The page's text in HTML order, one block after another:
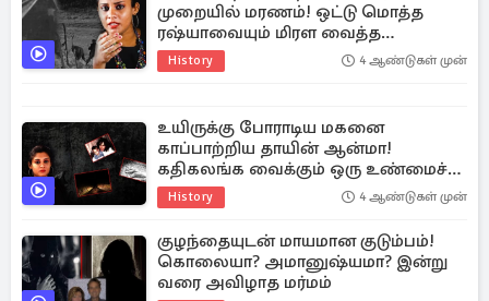
முறையில் மரணம்! ஒட்டு மொத்த
ரஷ்யாவையும் மிரள வைத்த
கோரச்சம்வம்
History 4 ஆண்டுகள் முன்
உயிருக்கு போராடிய மகனை
காப்பாற்றிய தாயின் ஆன்மா!
கதிகலங்க வைக்கும் ஒரு உண்மைச்
சம்பவம்
History 4 ஆண்டுகள் முன்
குழந்தையுடன் மாயமான குடும்பம்!
கொலையா? அமானுஷ்யமா? இன்று
வரை அவிழாத மர்மம்